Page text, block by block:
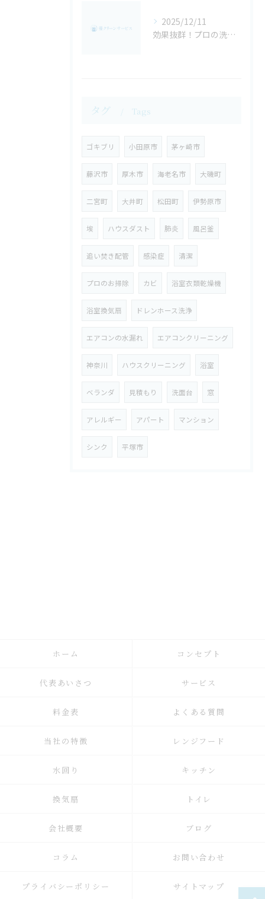
2025/12/11
効果抜群！プロの洗濯機クリーニング！
タグ Tags
ゴキブリ 小田原市 茅ヶ崎市
藤沢市 厚木市 海老名市 大磯町
二宮町 大井町 松田町 伊勢原市
埃 ハウスダスト 肺炎 風呂釜
追い焚き配管 感染症 清潔
プロのお掃除 カビ 浴室衣類乾燥機
浴室換気扇 ドレンホース洗浄
エアコンの水漏れ エアコンクリーニング
神奈川 ハウスクリーニング 浴室
ベランダ 見積もり 洗面台 窓
アレルギー アパート マンション
シンク 平塚市
ホーム コンセプト
代表あいさつ サービス
料金表 よくある質問
当社の特徴 レンジフード
水回り キッチン
換気扇 トイレ
会社概要 ブログ
コラム お問い合わせ
プライバシーポリシー サイトマップ